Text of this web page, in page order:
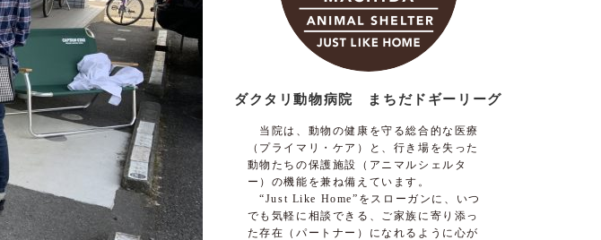
ダクタリ動物病院 まちだドギーリーグ
当院は、動物の健康を守る総合的な医療
（プライマリ・ケア）と、行き場を失った
動物たちの保護施設（アニマルシェルタ
ー）の機能を兼ね備えています。
“Just Like Home”をスローガンに、いつ
でも気軽に相談できる、ご家族に寄り添っ
た存在（パートナー）になれるように心が